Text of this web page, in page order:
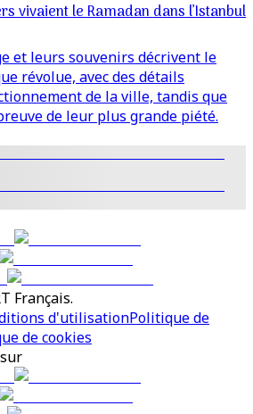
vivaient le Ramadan dans l’Istanbul
et leurs souvenirs décrivent le
révolue, avec des détails
de la ville, tandis que
de leur plus grande piété.
Français.
d'utilisationPolitique de
de cookies